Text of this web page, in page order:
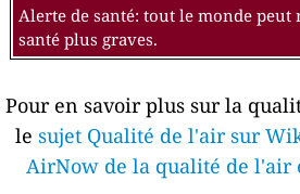
Alerte de santé: tout le monde peut
santé plus graves.
Pour en savoir plus sur la
le sujet Qualité de l'air sur
AirNow de la qualité de l'air